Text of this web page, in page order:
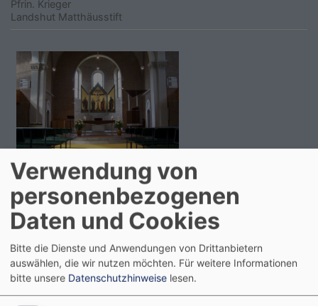
Pfrin. Krieger
Landshut Matthäusstift
So, 6.9. 10-11 Uhr
Gottesdienst in der Christuskirche
Pfr. i.R. Dr. Matthias Flothow
Landshut
Christuskirche
Verwendung von
personenbezogenen
Daten und Cookies
Bitte die Dienste und Anwendungen von Drittanbietern
auswählen, die wir nutzen möchten. Für weitere Informationen
bitte unsere Datenschutzhinweise lesen.